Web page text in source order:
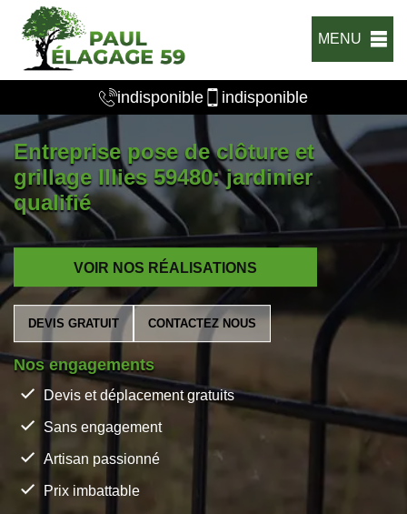
MENU
indisponible indisponible
Entreprise pose de clôture et
grillage Illies 59480: jardinier
qualifié
VOIR NOS RÉALISATIONS
DEVIS GRATUIT CONTACTEZ NOUS
Nos engagements
Devis et déplacement gratuits
Sans engagement
Artisan passionné
Prix imbattable